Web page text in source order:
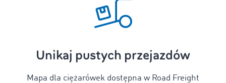
Unikaj pustych przejazdów
Mapa dla ciężarówek dostępna w Road Freight